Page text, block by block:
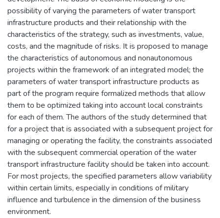
possibility of varying the parameters of water transport
infrastructure products and their relationship with the
characteristics of the strategy, such as investments, value,
costs, and the magnitude of risks. It is proposed to manage
the characteristics of autonomous and nonautonomous
projects within the framework of an integrated model; the
parameters of water transport infrastructure products as
part of the program require formalized methods that allow
them to be optimized taking into account local constraints
for each of them. The authors of the study determined that
for a project that is associated with a subsequent project for
managing or operating the facility, the constraints associated
with the subsequent commercial operation of the water
transport infrastructure facility should be taken into account.
For most projects, the specified parameters allow variability
within certain limits, especially in conditions of military
influence and turbulence in the dimension of the business
environment.